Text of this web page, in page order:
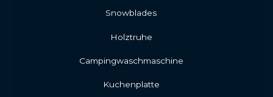
Snowblades
Holztruhe
Campingwaschmaschine
Kuchenplatte